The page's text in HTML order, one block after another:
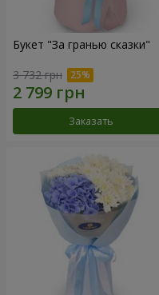
Букет "За гранью сказки"
3 732 грн
Заказать